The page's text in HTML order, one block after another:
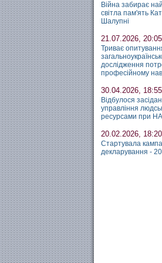
Війна забирає
світла пам'ять
Шалупні
21.07.2026, 20:05
Триває
дослідження
професійному
30.04.2026, 18:55
Відбулося
управління
ресурсами при
20.02.2026, 18:20
Стартувала
декларування -